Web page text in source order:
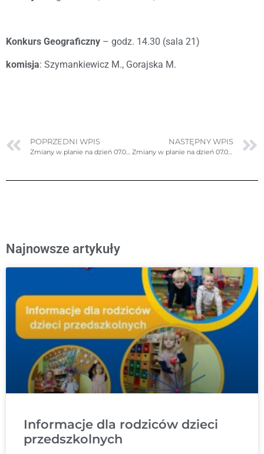
Konkurs Geograficzny – godz. 14.30 (sala 21)
komisja: Szymankiewicz M., Gorajska M.
POPRZEDNI WPIS
Zmiany w planie na dzień 07.03.2024r. (czwartek)
NASTĘPNY WPIS
Zmiany w planie na dzień 07.03.2024r. (czwartek)- ponownie poprawione
Najnowsze artykuły
Informacje dla rodziców dzieci
przedszkolnych